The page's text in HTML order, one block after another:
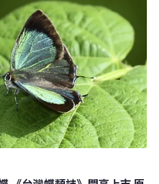
父璀灰蝶（Sibataniozephyrus
片，美麗的形體令人聯想到神
灣榿翠灰蝶（Neozephyrus
（榿木），特別的是，赤楊在中
到華中都沒有這個屬的蝴蝶，直
。也有令人頭痛的灰蝶。以蘇鐵
蝶（Chilades pandava
生存亮